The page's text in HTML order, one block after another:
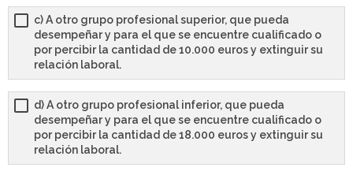
c) A otro grupo profesional superior, que pueda
desempeñar y para el que se encuentre cualificado o
por percibir la cantidad de 10.000 euros y extinguir su
relación laboral.
d) A otro grupo profesional inferior, que pueda
desempeñar y para el que se encuentre cualificado o
por percibir la cantidad de 18.000 euros y extinguir su
relación laboral.